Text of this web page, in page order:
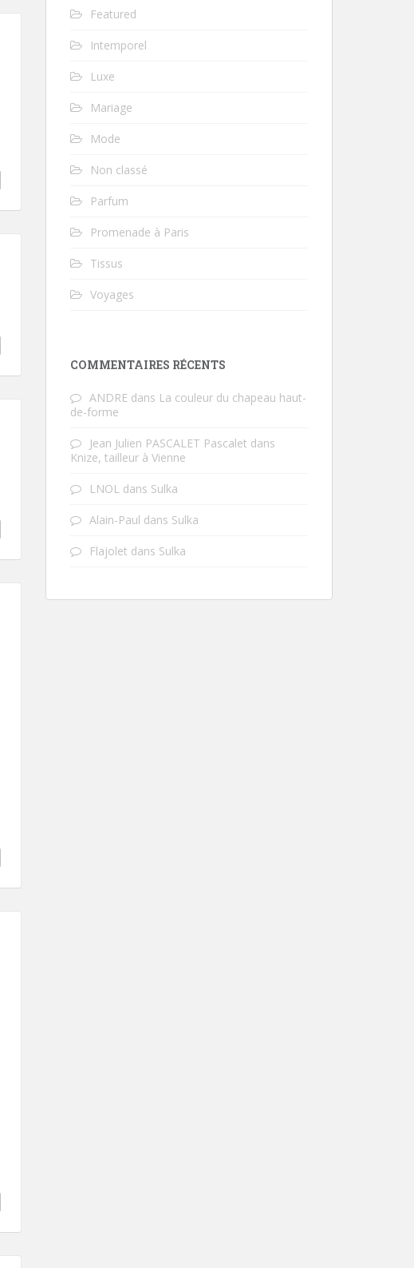
Featured
Intemporel
Luxe
Mariage
Mode
Non classé
Parfum
Promenade à Paris
Tissus
Voyages
COMMENTAIRES RÉCENTS
ANDRE dans La couleur du chapeau haut-
de-forme
Jean Julien PASCALET Pascalet dans
Knize, tailleur à Vienne
LNOL dans Sulka
Alain-Paul dans Sulka
Flajolet dans Sulka